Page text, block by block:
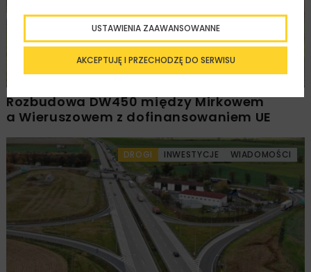
Rozbudowa DW450 między Mirkowem
a Wieruszowem z dofinansowaniem UE
DROGI INWESTYCJE WIADOMOŚCI
AKCEPTUJĘ I PRZECHODZĘ DO SERWISU
USTAWIENIA ZAAWANSOWANNE